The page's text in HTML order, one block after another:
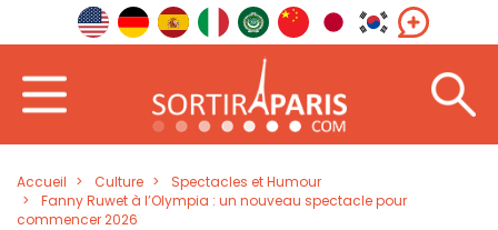
Accueil Culture
Spectacles et Humour
Fanny Ruwet à l’Olympia : un nouveau spectacle pour
commencer 2026